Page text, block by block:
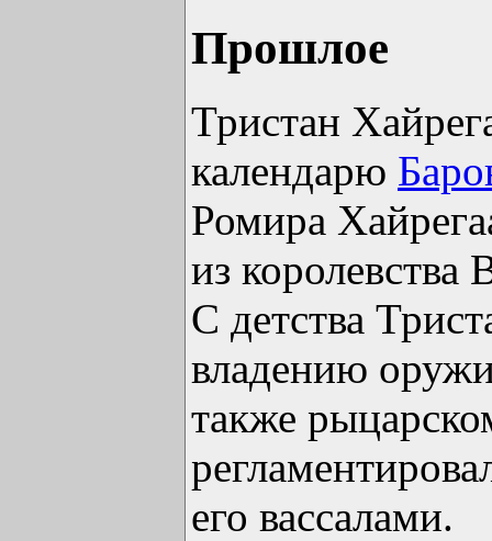
Прошлое
Тристан
календарю
Ромира
из
С детства
владению
также
его вассалами.